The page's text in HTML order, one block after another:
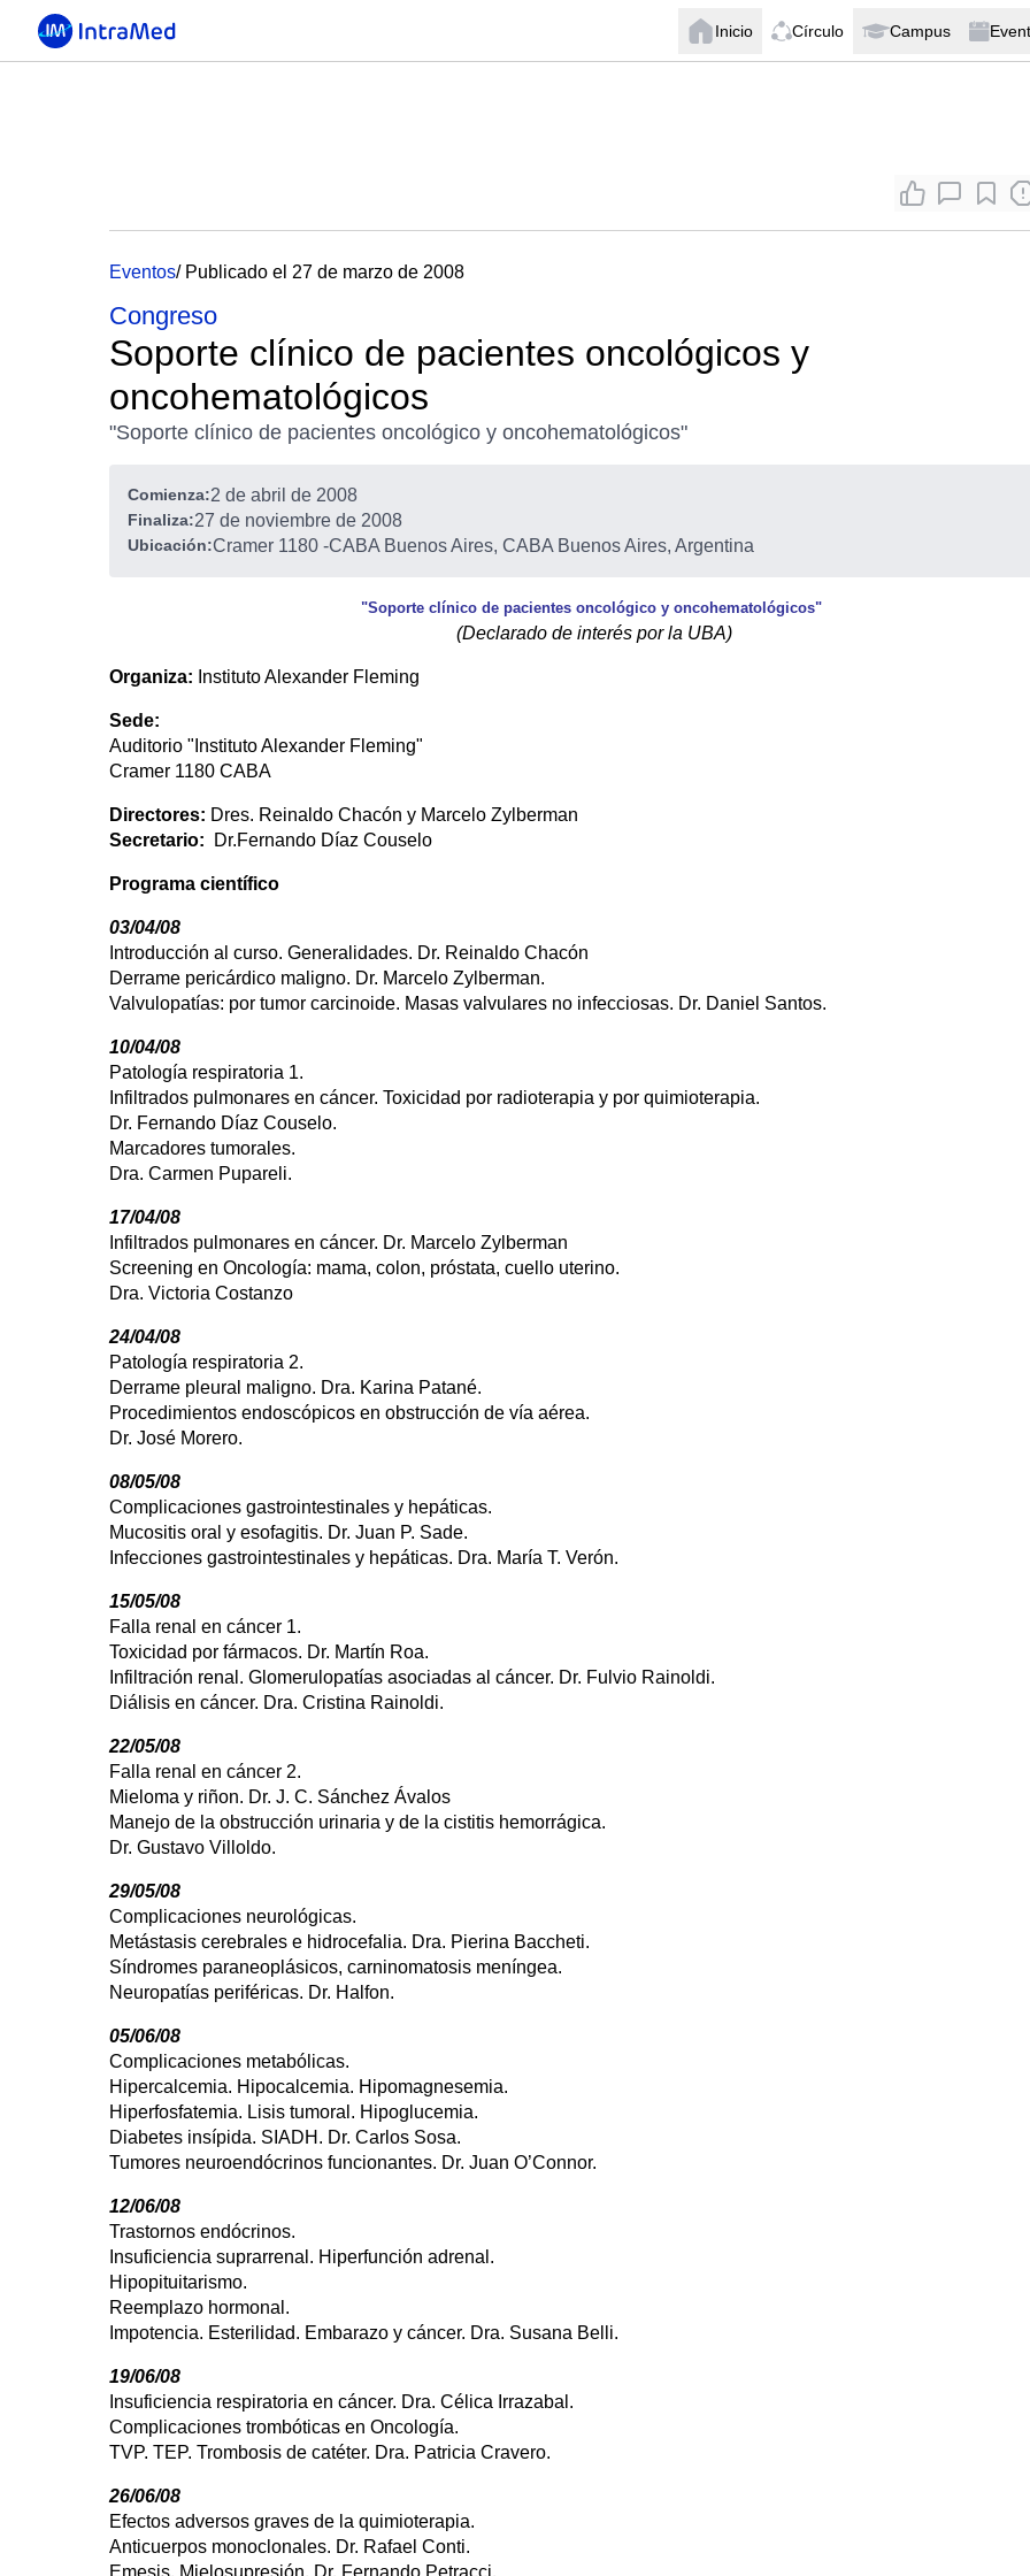
Inicio Círculo Campus
Eventos/ Publicado el 27 de marzo de 2008
Congreso
Soporte clínico de pacientes oncológicos y
oncohematológicos
"Soporte clínico de pacientes oncológico y oncohematológicos"
Comienza:2 de abril de 2008
Finaliza:27 de noviembre de 2008
Ubicación:Cramer 1180 -CABA Buenos Aires, CABA Buenos Aires, Argentina
"Soporte clínico de pacientes oncológico y oncohematológicos"
(Declarado de interés por la UBA)
Organiza: Instituto Alexander Fleming
Sede:
Auditorio "Instituto Alexander Fleming"
Cramer 1180 CABA
Directores: Dres. Reinaldo Chacón y Marcelo Zylberman
Secretario: Dr.Fernando Díaz Couselo
Programa científico
03/04/08
Introducción al curso. Generalidades. Dr. Reinaldo Chacón
Derrame pericárdico maligno. Dr. Marcelo Zylberman.
Valvulopatías: por tumor carcinoide. Masas valvulares no infecciosas. Dr. Daniel Santos.
10/04/08
Patología respiratoria 1.
Infiltrados pulmonares en cáncer. Toxicidad por radioterapia y por quimioterapia.
Dr. Fernando Díaz Couselo.
Marcadores tumorales.
Dra. Carmen Pupareli.
17/04/08
Infiltrados pulmonares en cáncer. Dr. Marcelo Zylberman
Screening en Oncología: mama, colon, próstata, cuello uterino.
Dra. Victoria Costanzo
24/04/08
Patología respiratoria 2.
Derrame pleural maligno. Dra. Karina Patané.
Procedimientos endoscópicos en obstrucción de vía aérea.
Dr. José Morero.
08/05/08
Complicaciones gastrointestinales y hepáticas.
Mucositis oral y esofagitis. Dr. Juan P. Sade.
Infecciones gastrointestinales y hepáticas. Dra. María T. Verón.
15/05/08
Falla renal en cáncer 1.
Toxicidad por fármacos. Dr. Martín Roa.
Infiltración renal. Glomerulopatías asociadas al cáncer. Dr. Fulvio Rainoldi.
Diálisis en cáncer. Dra. Cristina Rainoldi.
22/05/08
Falla renal en cáncer 2.
Mieloma y riñon. Dr. J. C. Sánchez Ávalos
Manejo de la obstrucción urinaria y de la cistitis hemorrágica.
Dr. Gustavo Villoldo.
29/05/08
Complicaciones neurológicas.
Metástasis cerebrales e hidrocefalia. Dra. Pierina Baccheti.
Síndromes paraneoplásicos, carninomatosis meníngea.
Neuropatías periféricas. Dr. Halfon.
05/06/08
Complicaciones metabólicas.
Hipercalcemia. Hipocalcemia. Hipomagnesemia.
Hiperfosfatemia. Lisis tumoral. Hipoglucemia.
Diabetes insípida. SIADH. Dr. Carlos Sosa.
Tumores neuroendócrinos funcionantes. Dr. Juan O’Connor.
12/06/08
Trastornos endócrinos.
Insuficiencia suprarrenal. Hiperfunción adrenal.
Hipopituitarismo.
Reemplazo hormonal.
Impotencia. Esterilidad. Embarazo y cáncer. Dra. Susana Belli.
19/06/08
Insuficiencia respiratoria en cáncer. Dra. Célica Irrazabal.
Complicaciones trombóticas en Oncología.
TVP. TEP. Trombosis de catéter. Dra. Patricia Cravero.
26/06/08
Efectos adversos graves de la quimioterapia.
Anticuerpos monoclonales. Dr. Rafael Conti.
Emesis. Mielosupresión. Dr. Fernando Petracci.